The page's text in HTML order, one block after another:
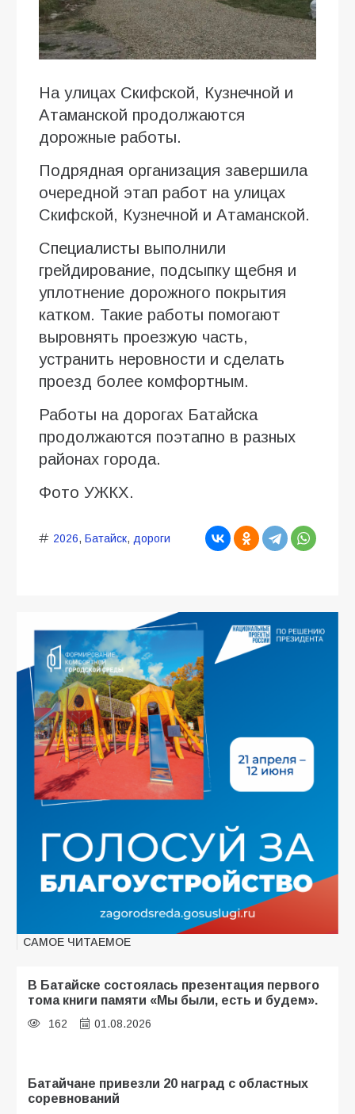
На улицах Скифской, Кузнечной и
Атаманской продолжаются
дорожные работы.
Подрядная организация завершила
очередной этап работ на улицах
Скифской, Кузнечной и Атаманской.
Специалисты выполнили
грейдирование, подсыпку щебня и
уплотнение дорожного покрытия
катком. Такие работы помогают
выровнять проезжую часть,
устранить неровности и сделать
проезд более комфортным.
Работы на дорогах Батайска
продолжаются поэтапно в разных
районах города.
Фото УЖКХ.
2026, Батайск, дороги
САМОЕ ЧИТАЕМОЕ
В Батайске состоялась презентация первого
тома книги памяти «Мы были, есть и будем».
162 01.08.2026
Батайчане привезли 20 наград с областных
соревнований